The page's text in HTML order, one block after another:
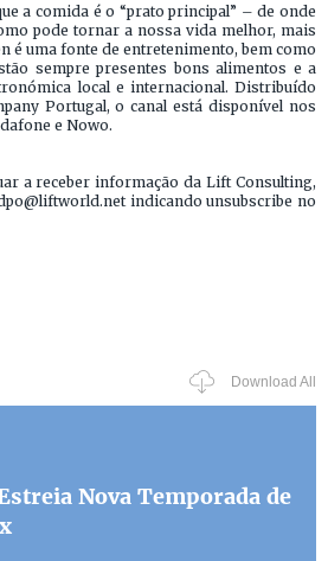
a comida é o “prato principal” – de onde
pode tornar a nossa vida melhor, mais
é uma fonte de entretenimento, bem como
sempre presentes bons alimentos e a
local e internacional. Distribuído
Portugal, o canal está disponível nos
e Nowo.
a receber informação da Lift Consulting,
indicando unsubscribe no
Download All
Nova Temporada de